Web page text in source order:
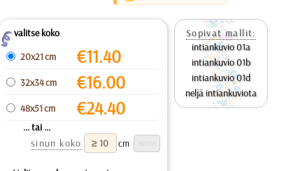
Zvalitse koko
20x21 cm
€11.40
32x34 cm €16.00
48x51 cm €24.40
... tai ...
sinun koko
cm
Sopivat mallit:
intiankuvio 01a
intiankuvio 01b
intiankuvio 01d
neljä intiankuviota